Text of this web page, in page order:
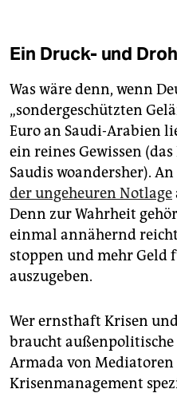
Ein Druck- und
Was wäre denn, wenn
„sondergeschützten
Euro an Saudi-Arabien
ein reines Gewissen
Saudis woandersher).
der ungeheuren Notlage
Denn zur Wahrheit
einmal annähernd
stoppen und mehr
auszugeben.
Wer ernsthaft Krisen
braucht außenpolitische
Armada von
Krisenmanagement